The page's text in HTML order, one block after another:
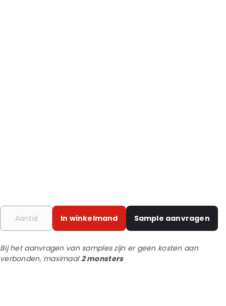
In winkelmand Sample aanvragen
Bij het aanvragen van samples zijn er geen kosten aan
verbonden, maximaal2 monsters